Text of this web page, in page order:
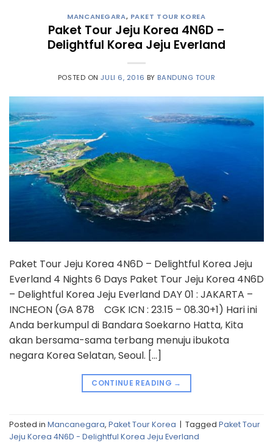
MANCANEGARA, PAKET TOUR KOREA
Paket Tour Jeju Korea 4N6D –
Delightful Korea Jeju Everland
POSTED ONJULI 6, 2016 BY BANDUNG TOUR
Paket Tour Jeju Korea 4N6D – Delightful Korea Jeju
Everland 4 Nights 6 Days Paket Tour Jeju Korea 4N6D
– Delightful Korea Jeju Everland DAY 01 : JAKARTA –
INCHEON (GA 878 CGK ICN : 23.15 – 08.30+1) Hari ini
Anda berkumpul di Bandara Soekarno Hatta, Kita
akan bersama-sama terbang menuju ibukota
negara Korea Selatan, Seoul. […]
CONTINUE READING →
Posted in Mancanegara, Paket Tour Korea | Tagged Paket Tour
Jeju Korea 4N6D - Delightful Korea Jeju Everland